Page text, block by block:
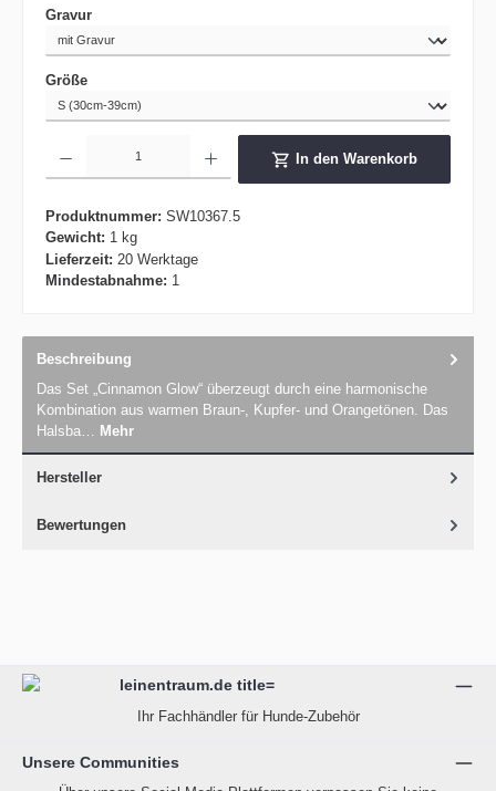
Gravurauswählen
Größeauswählen
In den Warenkorb
Produktnummer: SW10367.5
Gewicht: 1 kg
Lieferzeit: 20 Werktage
Mindestabnahme: 1
Beschreibung
Das Set „Cinnamon Glow“ überzeugt durch eine harmonische
Kombination aus warmen Braun-, Kupfer- und Orangetönen. Das
Halsba… Mehr
Hersteller
Bewertungen
Ihr Fachhändler für Hunde-Zubehör
Unsere Communities